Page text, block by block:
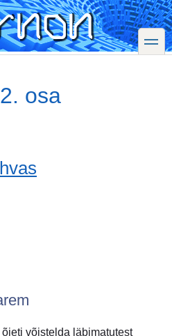
toggle
osa
võistelda läbimatutest